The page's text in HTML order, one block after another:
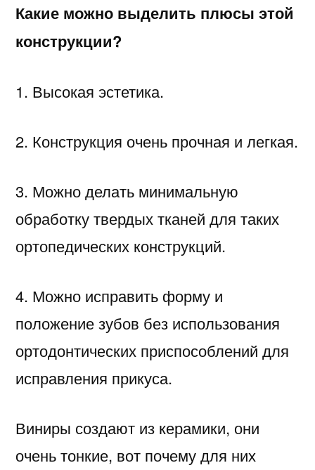
Какие можно выделить плюсы этой
конструкции?
1. Высокая эстетика.
2. Конструкция очень прочная и легкая.
3. Можно делать минимальную
обработку твердых тканей для таких
ортопедических конструкций.
4. Можно исправить форму и
положение зубов без использования
ортодонтических приспособлений для
исправления прикуса.
Виниры создают из керамики, они
очень тонкие, вот почему для них